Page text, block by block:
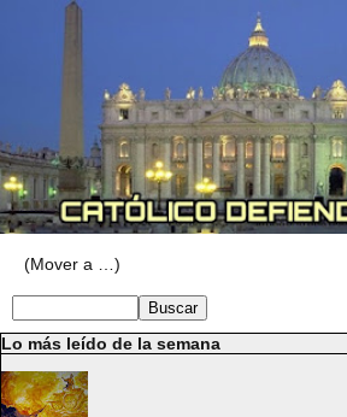
Lo más leído de la semana